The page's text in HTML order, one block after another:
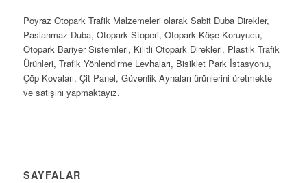
Poyraz Otopark Trafik Malzemeleri olarak Sabit Duba Direkler,
Paslanmaz Duba, Otopark Stoperi, Otopark Köşe Koruyucu,
Otopark Bariyer Sistemleri, Kilitli Otopark Direkleri, Plastik Trafik
Ürünleri, Trafik Yönlendirme Levhaları, Bisiklet Park İstasyonu,
Çöp Kovaları, Çit Panel, Güvenlik Aynaları ürünlerini üretmekte
ve satışını yapmaktayız.
SAYFALAR